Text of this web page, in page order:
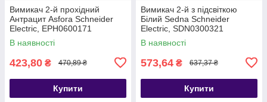
Вимикач 2-й прохідний
Антрацит Asfora Schneider
Electric, EPH0600171
В наявності
423,80 ₴ 470,89 ₴
Купити
Вимикач 2-й з підсвіткою
Білий Sedna Schneider
Electric, SDN0300321
В наявності
573,64 ₴ 637,37 ₴
Купити